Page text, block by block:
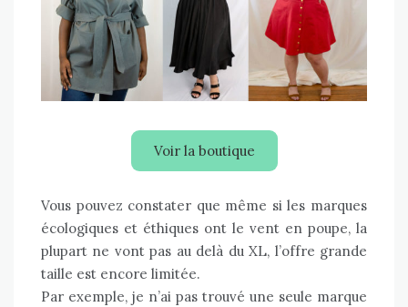
Voir la boutique
Vous pouvez constater que même si les marques
écologiques et éthiques ont le vent en poupe, la
plupart ne vont pas au delà du XL, l’offre grande
taille est encore limitée.
Par exemple, je n’ai pas trouvé une seule marque